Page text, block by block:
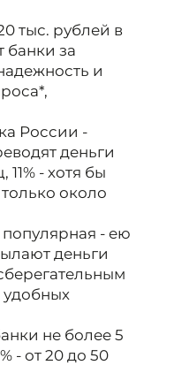
тыс. рублей в
банки за
и
России -
деньги
- хотя бы
около
популярная - ею
деньги
удобных
не более 5
- от 20 до 50